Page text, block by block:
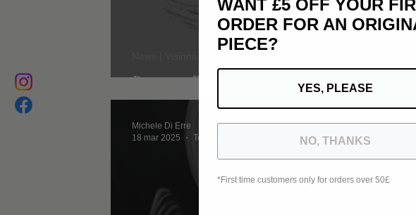
Blind Peace
Michele Di Erre
18 mar 2025
Tempo di lettura: 10 min
WANT £5 OFF YOUR
ORDER FOR AN
PIECE?
YES, PLEASE
NO, THANKS
*First time customers only for orders over 50£